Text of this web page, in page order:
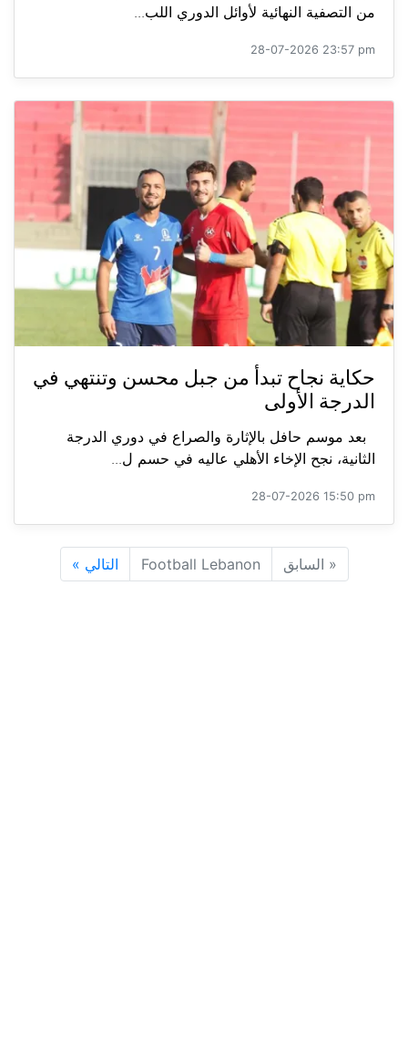
من التصفية النهائية لأوائل الدوري اللب...
28-07-2026 23:57 pm
حكاية نجاح تبدأ من جبل محسن وتنتهي في
الدرجة الأولى
بعد موسم حافل بالإثارة والصراع في دوري الدرجة
الثانية، نجح الإخاء الأهلي عاليه في حسم ل...
28-07-2026 15:50 pm
« السابق Football Lebanon التالي »